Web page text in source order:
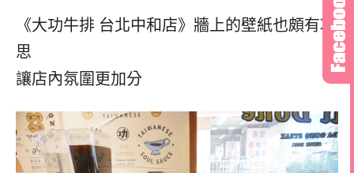
《大功牛排 台北中和店》牆上的壁紙也頗有巧
思
讓店內氛圍更加分